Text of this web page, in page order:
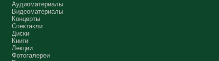
Аудиоматериалы
Видеоматериалы
Концерты
Спектакли
Диски
Книги
Лекции
Фотогалереи